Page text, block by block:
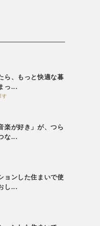
ら、もっと快適な暮
っ...
す
楽が好き」が、つら
な...
ョンした住まいで使
し...